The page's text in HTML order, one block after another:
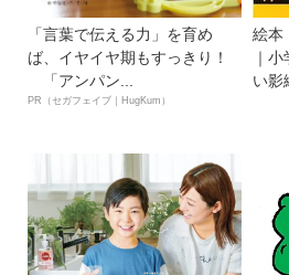
「言葉で伝える力」を育め
ば、イヤイヤ期もすっきり！
「アンパン...
PR（セガフェイブ｜HugKum）
絵本
｜
い影